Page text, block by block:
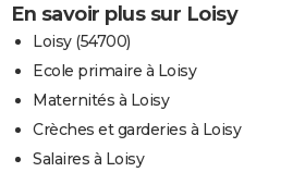
En savoir plus sur Loisy
Loisy (54700)
Ecole primaire à Loisy
Maternités à Loisy
Crèches et garderies à Loisy
Salaires à Loisy